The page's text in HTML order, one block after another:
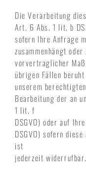
Die Verarbeitung
Art. 6 Abs. 1 lit. b
sofern Ihre Anfrage
zusammenhängt
vorvertraglicher
übrigen Fällen
unserem
Bearbeitung der an
1 lit. f
DSGVO) oder auf
DSGVO) sofern
ist
jederzeit widerrufbar.